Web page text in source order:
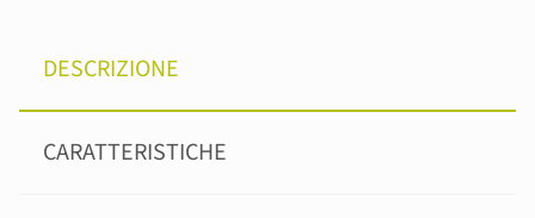
DESCRIZIONE
CARATTERISTICHE